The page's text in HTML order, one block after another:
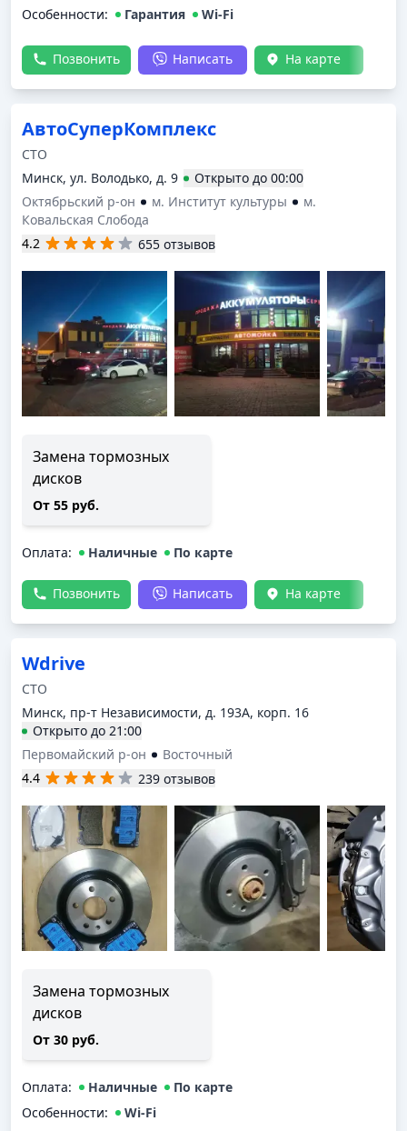
Особенности: Гарантия Wi-Fi
Позвонить Написать На карте
АвтоСуперКомплекс
СТО
Минск, ул. Володько, д. 9
Открыто до 00:00
Октябрьский р-он
м. Институт культуры
м.
Ковальская Слобода
4.2
655 отзывов
Замена тормозных
дисков
От 55 руб.
Оплата: Наличные По карте
Позвонить Написать На карте
Wdrive
СТО
Минск, пр-т Независимости, д. 193А, корп. 16
Открыто до 21:00
Первомайский р-он
Восточный
4.4
239 отзывов
Замена тормозных
дисков
От 30 руб.
Оплата: Наличные
По карте
Особенности:
Wi-Fi